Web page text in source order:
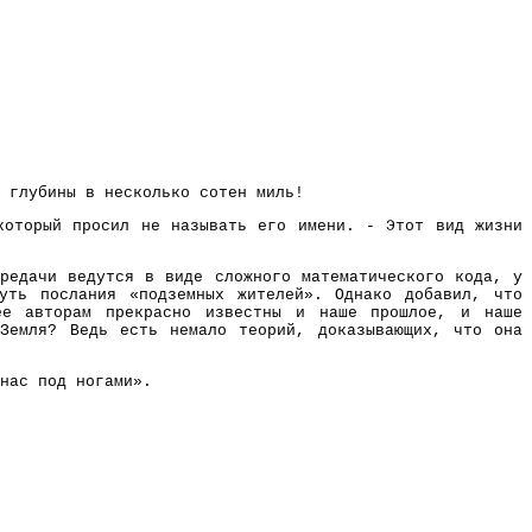
глубины в несколько сотен миль!
просил не называть его имени. - Этот вид жизни
ведутся в виде сложного математического кода, у
послания «подземных жителей». Однако добавил, что
авторам прекрасно известны и наше прошлое, и наше
Ведь есть немало теорий, доказывающих, что она
под ногами».